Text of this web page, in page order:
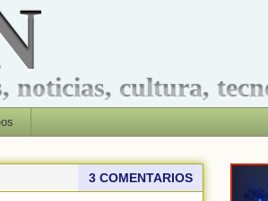
noticias, cultura,
3 COMENTARIOS